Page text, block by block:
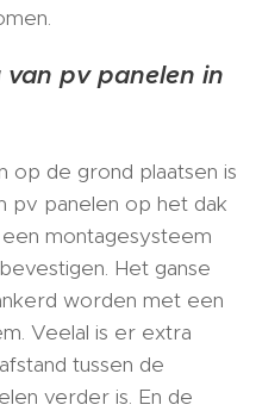
pv panelen in
op de grond plaatsen is
pv panelen op het dak
montagesysteem
Het ganse
worden met een
Veelal is er extra
tussen de
verder is. En de